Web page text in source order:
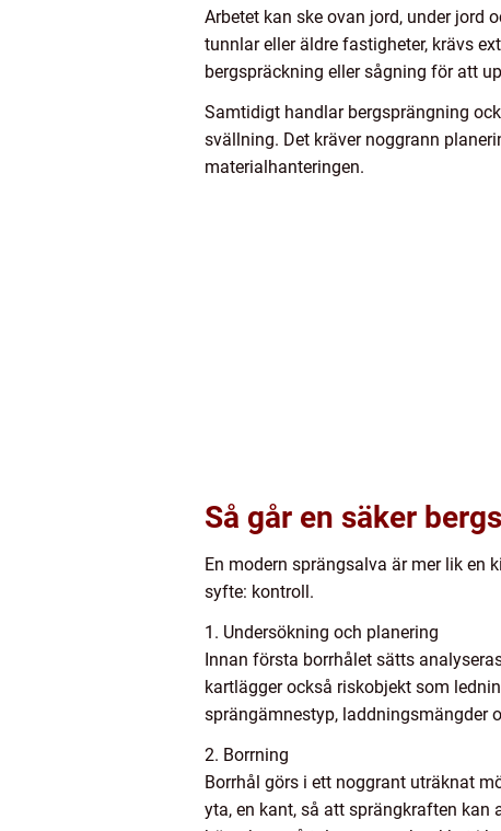
Arbetet kan ske ovan jord, under jord
tunnlar eller äldre fastigheter, krävs
bergspräckning eller sågning för att
Samtidigt handlar bergsprängning
svällning. Det kräver noggrann
materialhanteringen.
Så går en säker
En modern sprängsalva är mer lik en
syfte: kontroll.
1. Undersökning och planering
Innan första borrhålet sätts
kartlägger också riskobjekt som
sprängämnestyp, laddningsmängder
2. Borrning
Borrhål görs i ett noggrant uträknat
yta, en kant, så att sprängkraften kan